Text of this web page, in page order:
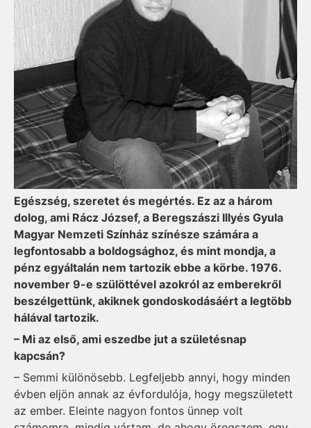
Egészség, szeretet és megértés. Ez az a három
dolog, ami Rácz József, a Beregszászi Illyés Gyula
Magyar Nemzeti Színház színésze számára a
legfontosabb a boldogsághoz, és mint mondja, a
pénz egyáltalán nem tartozik ebbe a körbe. 1976.
november 9-e szülöttével azokról az emberekről
beszélgettünk, akiknek gondoskodásáért a legtöbb
hálával tartozik.
– Mi az első, ami eszed­be jut a születésnap
kapcsán?
– Semmi különösebb. Legfeljebb annyi, hogy minden
évben eljön annak az évfordulója, hogy megszületett
az ember. Eleinte nagyon fontos ünnep volt